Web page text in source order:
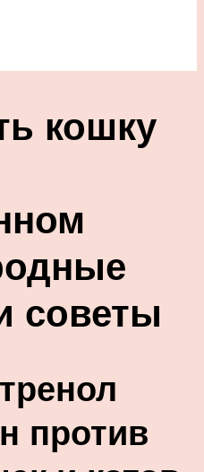
кошку
советы
против